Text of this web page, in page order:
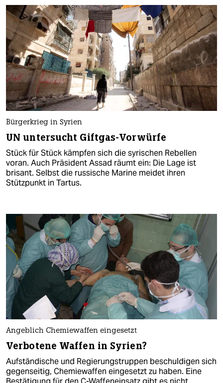
Bürgerkrieg in Syrien
UN untersucht Giftgas-Vorwürfe
Stück für Stück kämpfen sich die syrischen Rebellen
voran. Auch Präsident Assad räumt ein: Die Lage ist
brisant. Selbst die russische Marine meidet ihren
Stützpunkt in Tartus.
Angeblich Chemiewaffen eingesetzt
Verbotene Waffen in Syrien?
Aufständische und Regierungstruppen beschuldigen sich
gegenseitig, Chemiewaffen eingesetzt zu haben. Eine